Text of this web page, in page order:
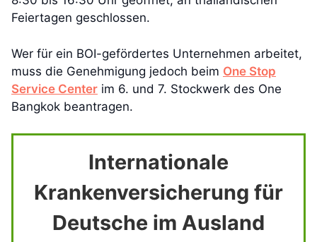
Feiertagen geschlossen.
Wer für ein BOI-gefördertes Unternehmen arbeitet,
muss die Genehmigung jedoch beim One Stop
Service Center im 6. und 7. Stockwerk des One
Bangkok beantragen.
Internationale
Krankenversicherung für
Deutsche im Ausland